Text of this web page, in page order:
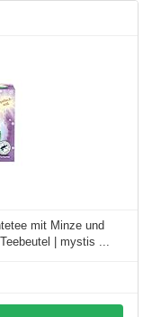
mit Minze und
| mystis ...